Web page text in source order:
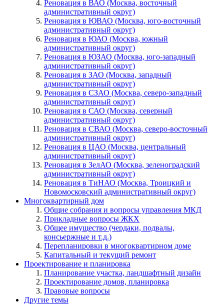
Реновация в ВАО (Москва, восточный
административный округ)
Реновация в ЮВАО (Москва, юго-восточный
административный округ)
Реновация в ЮАО (Москва, южный
административный округ)
Реновация в ЮЗАО (Москва, юго-западный
административный округ)
Реновация в ЗАО (Москва, западный
административный округ)
Реновация в СЗАО (Москва, северо-западный
административный округ)
Реновация в САО (Москва, северный
административный округ)
Реновация в СВАО (Москва, северо-восточный
административный округ)
Реновация в ЦАО (Москва, центральный
административный округ)
Реновация в ЗелАО (Москва, зеленоградский
административный округ)
Реновация в ТиНАО (Москва, Троицкий и
Новомосковский административный округ)
Многоквартирный дом
Общие собрания и вопросы управления МКД
Прикладные вопросы ЖКХ
Общее имущество (чердаки, подвалы,
консьержные и т.д.)
Перепланировки в многоквартирном доме
Капитальный и текущий ремонт
Проектирование и планировка
Планирование участка, ландшафтный дизайн
Проектирование домов, планировка
Правовые вопросы
Другие темы